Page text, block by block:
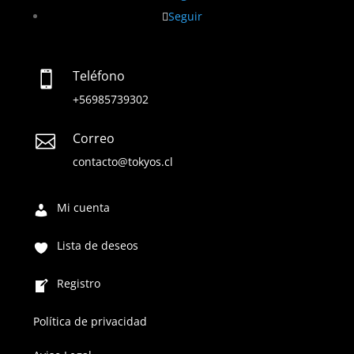
Seguir
 Teléfono
+56985739302
 Correo
contacto@tokyos.cl
Mi cuenta
Lista de deseos
Registro
Política de privacidad